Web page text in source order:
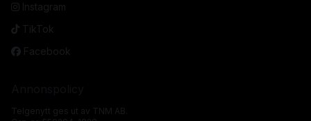
Instagram
TikTok
Facebook
Telgenytt ges ut av TNM AB.